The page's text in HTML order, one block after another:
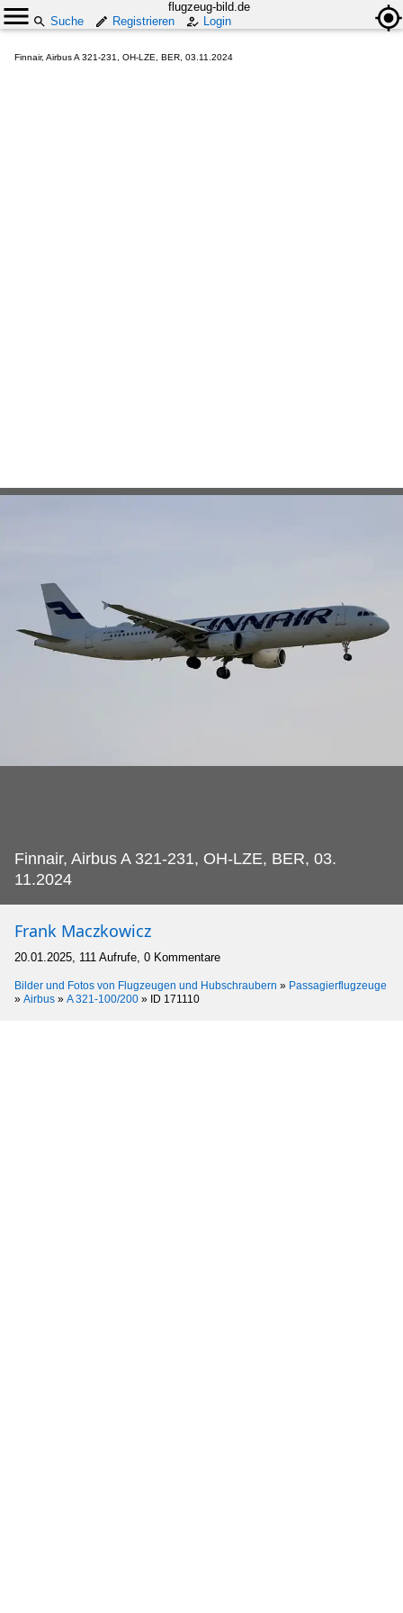
flugzeug-bild.de
Suche
Registrieren Login
Finnair, Airbus A 321-231, OH-LZE, BER, 03.11.2024
Finnair, Airbus A 321-231, OH-LZE, BER, 03.
11.2024
Frank Maczkowicz
20.01.2025, 111 Aufrufe, 0 Kommentare
Bilder und Fotos von Flugzeugen und Hubschraubern » Passagierflugzeuge
» Airbus » A 321-100/200 » ID 171110